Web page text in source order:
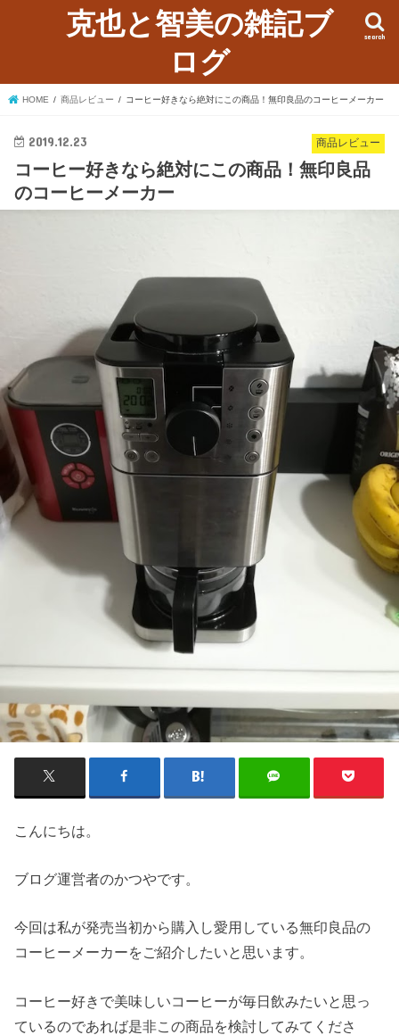
克也と智美の雑記ブ
ログ
search
HOME 商品レビュー コーヒー好きなら絶対にこの商品！無印良品のコーヒーメーカー
商品レビュー
2019.12.23
コーヒー好きなら絶対にこの商品！無印良品
のコーヒーメーカー
こんにちは。
ブログ運営者のかつやです。
今回は私が発売当初から購入し愛用している無印良品の
コーヒーメーカーをご紹介したいと思います。
コーヒー好きで美味しいコーヒーが毎日飲みたいと思っ
ているのであれば是非この商品を検討してみてくださ